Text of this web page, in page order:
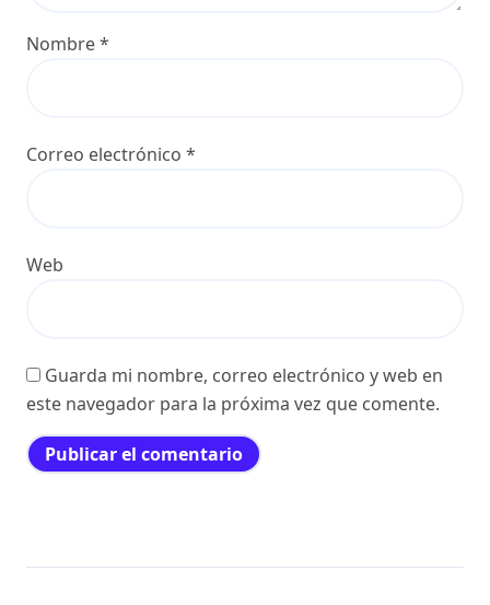
Nombre*
Correo electrónico *
Web
Guarda mi nombre, correo electrónico y web en
este navegador para la próxima vez que comente.